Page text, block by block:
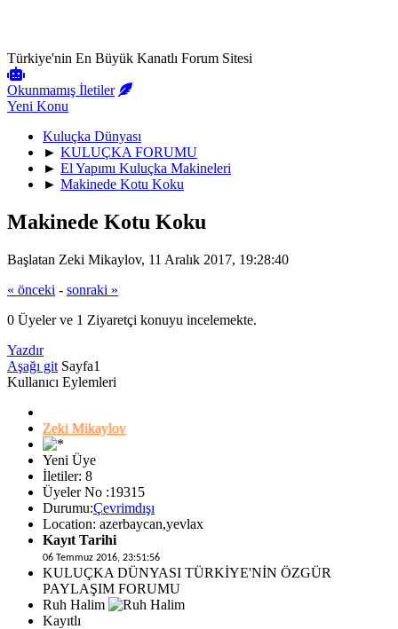
Türkiye'nin En Büyük Kanatlı Forum Sitesi
Okunmamış İletiler
Yeni Konu
Kuluçka Dünyası
► KULUÇKA FORUMU
► El Yapımı Kuluçka Makineleri
► Makinede Kotu Koku
Makinede Kotu Koku
Başlatan Zeki Mikaylov, 11 Aralık 2017, 19:28:40
« önceki - sonraki »
0 Üyeler ve 1 Ziyaretçi konuyu incelemekte.
Yazdır
Aşağı git Sayfa1
Kullanıcı Eylemleri
Zeki Mikaylov
Yeni Üye
İletiler: 8
Üyeler No :19315
Durumu:Çevrimdışı
Location: azerbaycan,yevlax
Kayıt Tarihi
06 Temmuz 2016, 23:51:56
KULUÇKA DÜNYASI TÜRKİYE'NİN ÖZGÜR
PAYLAŞIM FORUMU
Ruh Halim
Kayıtlı